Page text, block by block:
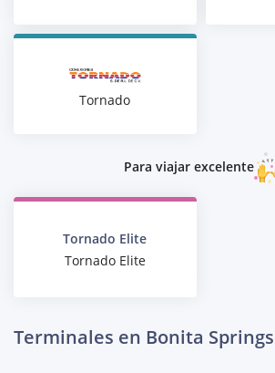
Tornado
Para viajar excelente
Tornado Elite
Tornado Elite
Terminales en Bonita Springs